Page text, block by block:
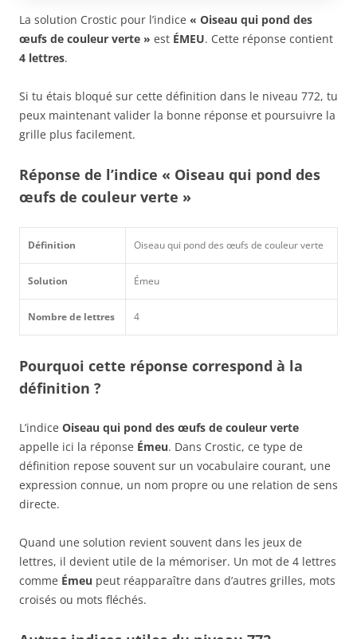
La solution Crostic pour l’indice « Oiseau qui pond des
œufs de couleur verte » est ÉMEU. Cette réponse contient
4 lettres.
Si tu étais bloqué sur cette définition dans le niveau 772, tu
peux maintenant valider la bonne réponse et poursuivre la
grille plus facilement.
Réponse de l’indice « Oiseau qui pond des
œufs de couleur verte »
Définition Oiseau qui pond des œufs de couleur verte
Solution Émeu
Nombre de lettres 4
Pourquoi cette réponse correspond à la
définition ?
L’indice Oiseau qui pond des œufs de couleur verte
appelle ici la réponse Émeu. Dans Crostic, ce type de
définition repose souvent sur un vocabulaire courant, une
expression connue, un nom propre ou une relation de sens
directe.
Quand une solution revient souvent dans les jeux de
lettres, il devient utile de la mémoriser. Un mot de 4 lettres
comme Émeu peut réapparaître dans d’autres grilles, mots
croisés ou mots fléchés.